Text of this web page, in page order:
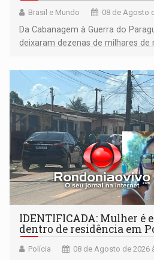
Brasil e Mundo 08 de Agosto
Da Cabanagem à Guerra do
deixaram dezenas de milhares
territoriais e sociais
IDENTIFICADA: Mulher é
dentro de residência em
Polícia 08 de Agosto de 2026